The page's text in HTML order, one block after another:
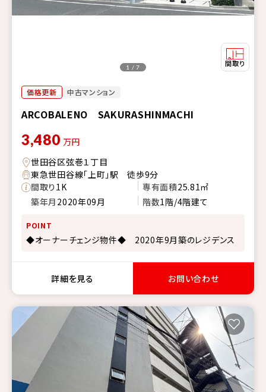
価格更新 中古マンション
ARCOBALENO SAKURASHINMACHI
1 / 7
3,480 万円
世田谷区弦巻１丁目
東急世田谷線「上町」駅 徒歩9分
間取り1K 専有面積25.81㎡
築年月 2020年09月 階数1階/4階建て
POINT
◆オーナーチェンジ物件◆ 2020年9月築のレジデンス
詳細を見る お問い合わせ